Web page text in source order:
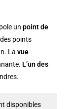
unpoint de
points
. Lavue
L’un des
disponibles